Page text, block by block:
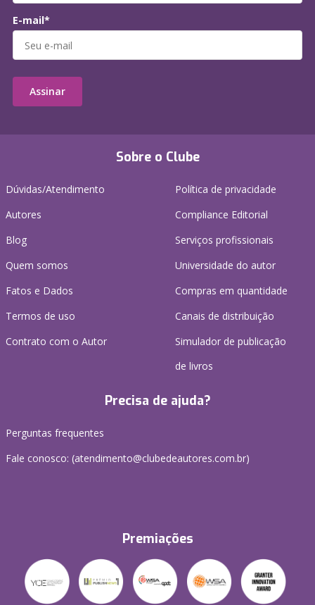
Sobre o Clube
Dúvidas/Atendimento
Autores
Blog
Quem somos
Fatos e Dados
Termos de uso
Contrato com o Autor
Política de privacidade
Compliance Editorial
Serviços profissionais
Universidade do autor
Compras em quantidade
Canais de distribuição
Simulador de publicação
de livros
Precisa de ajuda?
Perguntas frequentes
Fale conosco: (atendimento@clubedeautores.com.br)
Premiações
E-mail*
Assinar